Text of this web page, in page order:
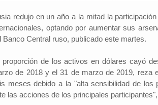
redujo en un año a la mitad la
optando por aumentar sus
Banco Central ruso, publicado este martes.
proporción de los activos en dólares cayó
de 2018 y el 31 de marzo de 2019, reza
meses debido a la "alta sensibilidad de
las acciones de los principales